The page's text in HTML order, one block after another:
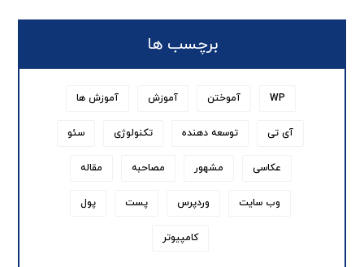
برچسب ها
WP آموختن آموزش آموزش ها
آی تی توسعه دهنده تکنولوژی سئو
عکاسی مشهور مصاحبه مقاله
وب سایت وردپرس پست پول
کامپیوتر